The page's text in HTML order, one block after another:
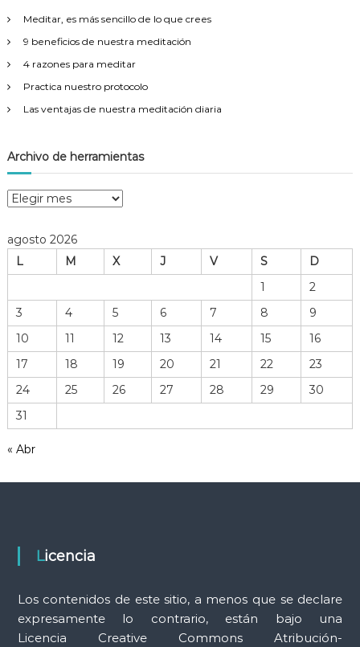
:
Meditar, es más sencillo de lo que crees
9 beneficios de nuestra meditación
4 razones para meditar
Practica nuestro protocolo
Las ventajas de nuestra meditación diaria
Archivo de herramientas
A
h
o
h
r
r
m
i
n
agosto 2026
L
M X J V S
D
1
2
3
4 5 6 7 8
9
10
11 12 13 14 15
16
17
18 19 20 21 22
23
24
25 26 27 28 29
30
31
« Abr
Licencia
Los contenidos de este sitio, a menos que se declare
expresamente lo contrario, están bajo una
Licencia Creative Commons Atribución-